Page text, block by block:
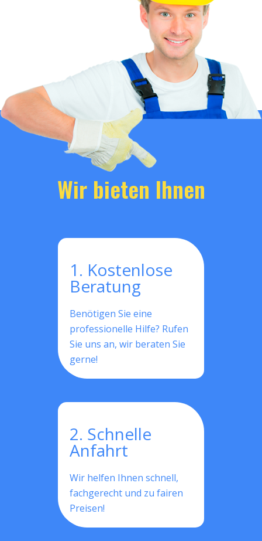
Wir bieten Ihnen
1. Kostenlose
Beratung
Benötigen Sie eine
professionelle Hilfe? Rufen
Sie uns an, wir beraten Sie
gerne!
2. Schnelle
Anfahrt
Wir helfen Ihnen schnell,
fachgerecht und zu fairen
Preisen!